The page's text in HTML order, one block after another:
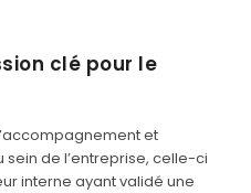
clé pour le
et
sein de l’entreprise, celle-ci
interne ayant validé une